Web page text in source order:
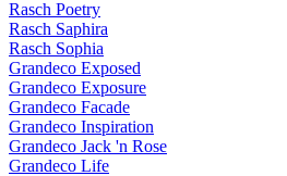
Rasch Poetry
Rasch Saphira
Rasch Sophia
Grandeco Exposed
Grandeco Exposure
Grandeco Facade
Grandeco Inspiration
Grandeco Jack 'n Rose
Grandeco Life